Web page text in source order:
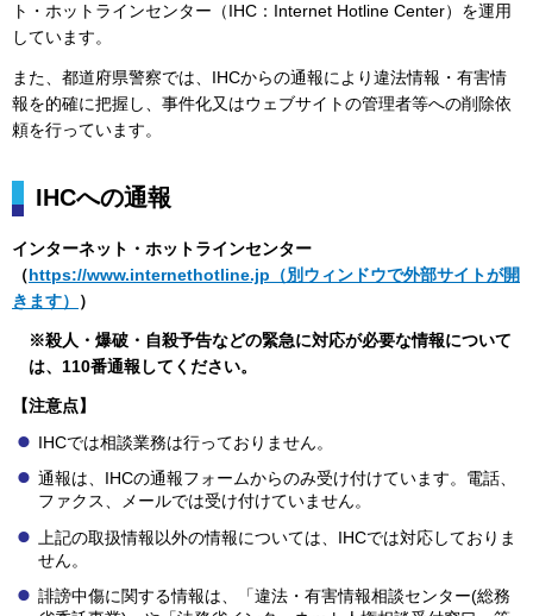
ト・ホットラインセンター（IHC：Internet Hotline Center）を運用
しています。
また、都道府県警察では、IHCからの通報により違法情報・有害情
報を的確に把握し、事件化又はウェブサイトの管理者等への削除依
頼を行っています。
IHCへの通報
インターネット・ホットラインセンター
（https://www.internethotline.jp（別ウィンドウで外部サイトが開
きます）
）
※殺人・爆破・自殺予告などの緊急に対応が必要な情報について
は、110番通報してください。
【注意点】
IHCでは相談業務は行っておりません。
通報は、IHCの通報フォームからのみ受け付けています。電話、
ファクス、メールでは受け付けていません。
上記の取扱情報以外の情報については、IHCでは対応しておりま
せん。
誹謗中傷に関する情報は、「違法・有害情報相談センター(総務